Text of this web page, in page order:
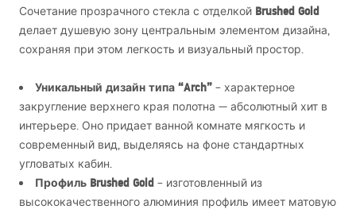
Сочетание прозрачного стекла с отделкой Brushed Gold
делает душевую зону центральным элементом дизайна,
сохраняя при этом легкость и визуальный простор.
Уникальный дизайн типа “Arch” – характерное
закругление верхнего края полотна — абсолютный хит в
интерьере. Оно придает ванной комнате мягкость и
современный вид, выделяясь на фоне стандартных
угловатых кабин.
Профиль Brushed Gold – изготовленный из
высококачественного алюминия профиль имеет матовую